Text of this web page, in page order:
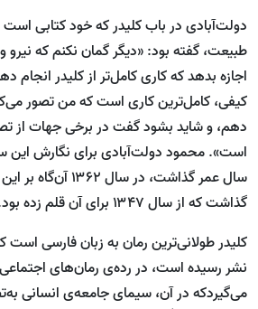
دولت‌آبادی در باب کلیدر که خود کتابی
طبیعت، گفته بود: «دیگر گمان نکنم که
اجازه بدهد که کاری کامل‌تر از کلیدر
کیفی، کامل‌ترین کاری است که من تصور
دهم، و شاید بشود گفت در برخی جهات از
است». محمود دولت‌آبادی برای نگارش این
سال عمر گذاشت، در
گذاشت که از سال ۱۳۴۷ برای آن قلم زده بود.
کلیدر طولانی‌ترین رمان به زبان فارسی
نشر رسیده است، در رده‌ی رمان‌های اجتماعی
می‌گیردکه در آن، سیمای جامعه‌ی انسانی